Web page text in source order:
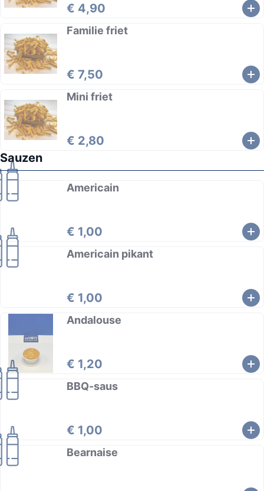
€ 4,90
Familie friet
€ 7,50
Mini friet
€ 2,80
Sauzen
Americain
€ 1,00
Americain pikant
€ 1,00
Andalouse
€ 1,20
BBQ-saus
€ 1,00
Bearnaise